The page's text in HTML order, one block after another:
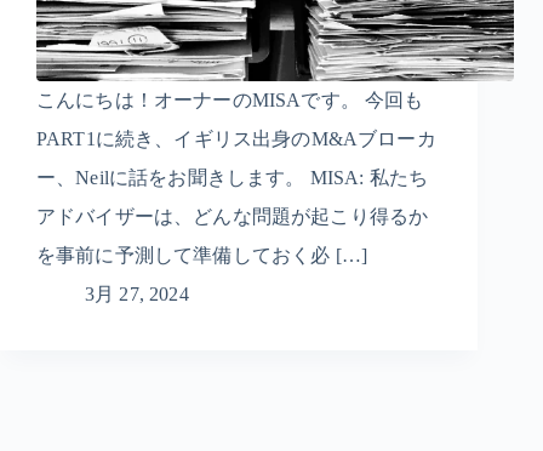
こんにちは！オーナーのMISAです。 今回も
PART1に続き、イギリス出身のM&Aブローカ
ー、Neilに話をお聞きします。 MISA: 私たち
アドバイザーは、どんな問題が起こり得るか
を事前に予測して準備しておく必 […]
3月 27, 2024